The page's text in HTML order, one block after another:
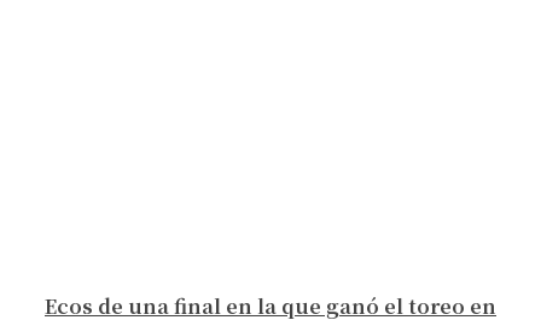
Ecos de una final en la que ganó el toreo en